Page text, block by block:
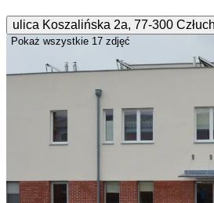
ulica Koszalińska 2a, 77-300
Pokaż wszystkie 17 zdjęć